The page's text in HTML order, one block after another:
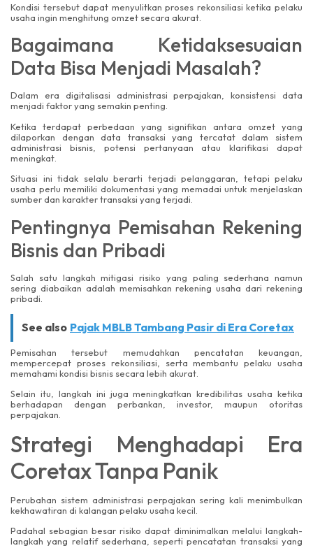
Kondisi tersebut dapat menyulitkan proses rekonsiliasi ketika pelaku
usaha ingin menghitung omzet secara akurat.
Bagaimana Ketidaksesuaian
Data Bisa Menjadi Masalah?
Dalam era digitalisasi administrasi perpajakan, konsistensi data
menjadi faktor yang semakin penting.
Ketika terdapat perbedaan yang signifikan antara omzet yang
dilaporkan dengan data transaksi yang tercatat dalam sistem
administrasi bisnis, potensi pertanyaan atau klarifikasi dapat
meningkat.
Situasi ini tidak selalu berarti terjadi pelanggaran, tetapi pelaku
usaha perlu memiliki dokumentasi yang memadai untuk menjelaskan
sumber dan karakter transaksi yang terjadi.
Pentingnya Pemisahan Rekening
Bisnis dan Pribadi
Salah satu langkah mitigasi risiko yang paling sederhana namun
sering diabaikan adalah memisahkan rekening usaha dari rekening
pribadi.
See also Pajak MBLB Tambang Pasir di Era Coretax
Pemisahan tersebut memudahkan pencatatan keuangan,
mempercepat proses rekonsiliasi, serta membantu pelaku usaha
memahami kondisi bisnis secara lebih akurat.
Selain itu, langkah ini juga meningkatkan kredibilitas usaha ketika
berhadapan dengan perbankan, investor, maupun otoritas
perpajakan.
Strategi Menghadapi Era
Coretax Tanpa Panik
Perubahan sistem administrasi perpajakan sering kali menimbulkan
kekhawatiran di kalangan pelaku usaha kecil.
Padahal sebagian besar risiko dapat diminimalkan melalui langkah-
langkah yang relatif sederhana, seperti pencatatan transaksi yang